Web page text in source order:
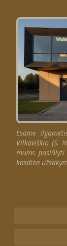
Esame
Vilkaviškio (S.
mums
kasdien